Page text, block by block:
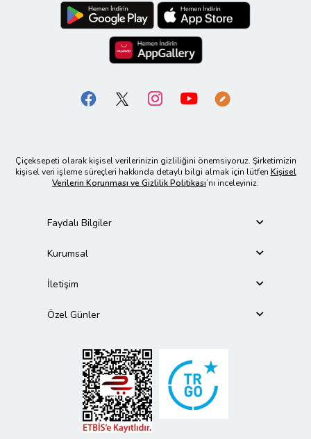
Çiçeksepeti olarak kişisel verilerinizin gizliliğini önemsiyoruz. Şirketimizin
kişisel veri işleme süreçleri hakkında detaylı bilgi almak için lütfen Kişisel
Verilerin Korunması ve Gizlilik Politikası’nı inceleyiniz.
Faydalı Bilgiler
Kurumsal
İletişim
Özel Günler